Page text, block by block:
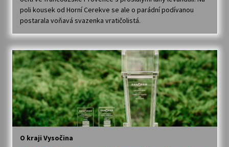
28. 7. 2026
Votavžatský ploty
23. 7. 2026
Letní koncerty ve Stromovce: Rufus Miller
22. 7. 2026
poli kousek od Horní Cerekve se ale o parádní podívanou
postarala voňavá svazenka vratičolistá.
O kraji Vysočina